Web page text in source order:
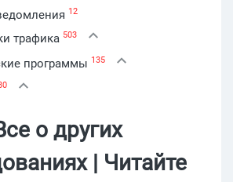
12
трафика 503
программы 135
о других
| Читайте